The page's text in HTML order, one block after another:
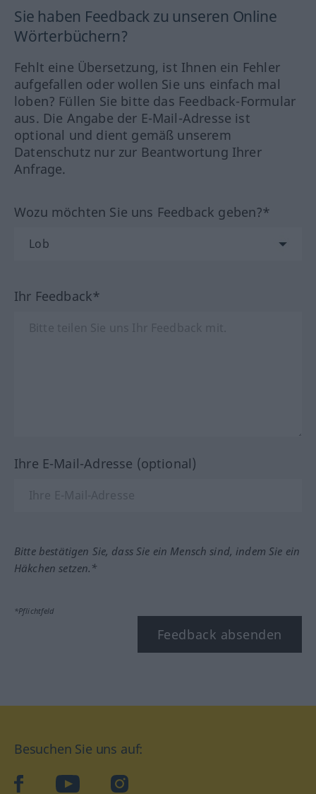
Sie haben Feedback zu unseren Online
Wörterbüchern?
Fehlt eine Übersetzung, ist Ihnen ein Fehler
aufgefallen oder wollen Sie uns einfach mal
loben? Füllen Sie bitte das Feedback-Formular
aus. Die Angabe der E-Mail-Adresse ist
optional und dient gemäß unserem
Datenschutz nur zur Beantwortung Ihrer
Anfrage.
Wozu möchten Sie uns Feedback geben?*
Ihr Feedback*
Ihre E-Mail-Adresse (optional)
Bitte bestätigen Sie, dass Sie ein Mensch sind, indem Sie ein
Häkchen setzen.*
*Pflichtfeld
Feedback absenden
Besuchen Sie uns auf:
facebookYouTube Instagram